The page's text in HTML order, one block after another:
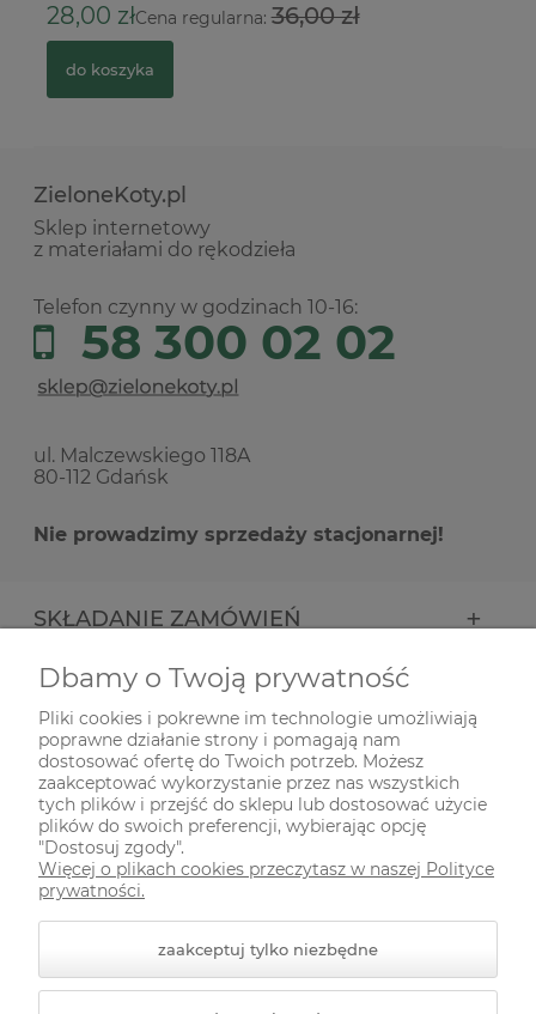
28,00 złCena regularna:36,00 zł
do koszyka
ZieloneKoty.pl
Sklep internetowy
z materiałami do rękodzieła
Telefon czynny w godzinach 10-16:
58 300 02 02
ul. Malczewskiego 118A
80-112 Gdańsk
Nie prowadzimy sprzedaży stacjonarnej!
SKŁADANIE ZAMÓWIEŃ
INFORMACJE
ODWIEDŹ NAS NA
Dbamy o Twoją prywatność
Pliki cookies i pokrewne im technologie umożliwiają
poprawne działanie strony i pomagają nam
dostosować ofertę do Twoich potrzeb. Możesz
zaakceptować wykorzystanie przez nas wszystkich
tych plików i przejść do sklepu lub dostosować użycie
plików do swoich preferencji, wybierając opcję
"Dostosuj zgody".
Więcej o plikach cookies przeczytasz w naszej Polityce
prywatności.
zaakceptuj tylko niezbędne